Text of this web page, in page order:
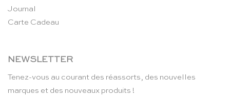
Journal
Carte Cadeau
NEWSLETTER
Tenez-vous au courant des réassorts, des nouvelles
marques et des nouveaux produits !